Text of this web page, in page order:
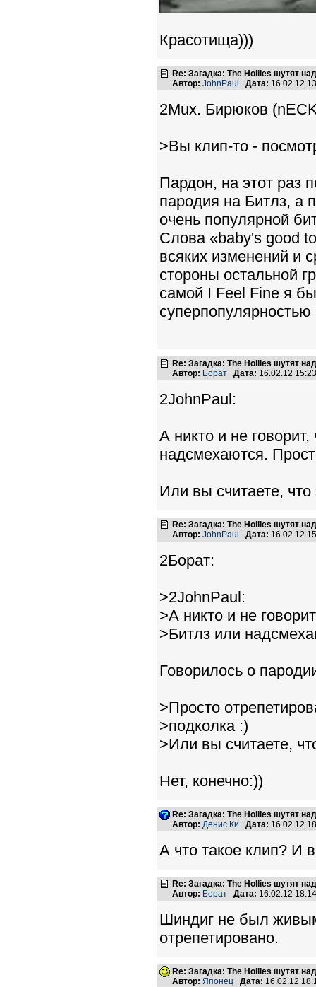
Красотища)))
Re: Загадка: The Hollies шутят
Автор: JohnPaul Дата: 16.02.12
2Mux. Бирюков
>Вы клип-то -
Пардон, на этот раз
пародия на Битлз, а
очень популярной
Слова «baby's good
всяких изменений и
стороны остальной
самой I Feel Fine я
суперпопулярностью
Re: Загадка: The Hollies шутят
Автор: Борат Дата: 16.02.12
2JohnPaul:
А никто и не
надсмехаются.
Или вы считаете,
Re: Загадка: The Hollies шутят
Автор: JohnPaul Дата: 16.02.12
2Борат:
>2JohnPaul:
>А никто и не
>Битлз или
Говорилось о
>Просто
>подколка :)
>Или вы считаете,
Нет, конечно:))
Re: Загадка: The Hollies шутят
Автор: Денис Ки Дата: 16.02.12
А что такое клип? И
Re: Загадка: The Hollies шутят
Автор: Борат Дата: 16.02.12
Шиндиг не был
отрепетировано.
Re: Загадка: The Hollies шутят
Автор: Японец Дата: 16.02.12